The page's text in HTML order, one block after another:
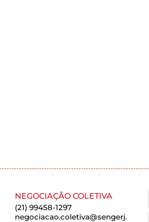
NEGOCIAÇÃO COLETIVA
(21) 99458-1297
negociacao.coletiva@sengerj.